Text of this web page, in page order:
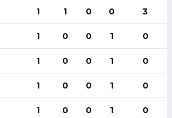
1 1 0 0 3
1 0 0 1 0
1 0 0 1 0
1 0 0 1 0
1 0 0 1 0